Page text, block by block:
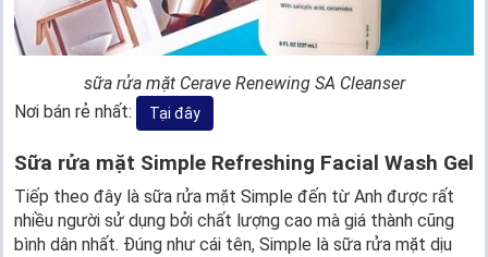
sữa rửa mặt Cerave Renewing SA Cleanser
Nơi bán rẻ nhất:
Tại đây
Sữa rửa mặt Simple Refreshing Facial Wash Gel
Tiếp theo đây là sữa rửa mặt Simple đến từ Anh được rất
nhiều người sử dụng bởi chất lượng cao mà giá thành cũng
bình dân nhất. Đúng như cái tên, Simple là sữa rửa mặt dịu